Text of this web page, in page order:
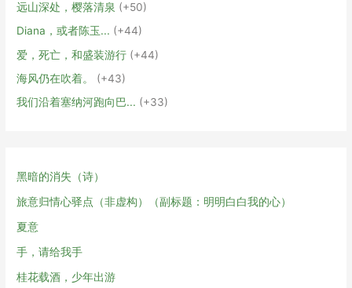
远山深处，樱落清泉
+50
Diana，或者陈玉...
+44
爱，死亡，和盛装游行
+44
海风仍在吹着。
+43
我们沿着塞纳河跑向巴...
+33
黑暗的消失（诗）
旅意归情心驿点（非虚构）（副标题：明明白白我的心）
夏意
手，请给我手
桂花载酒，少年出游